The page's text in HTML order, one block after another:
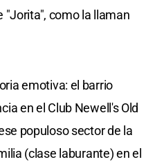
"Jorita", como la llaman
emotiva: el barrio
en el Club Newell's Old
populoso sector de la
(clase laburante) en el